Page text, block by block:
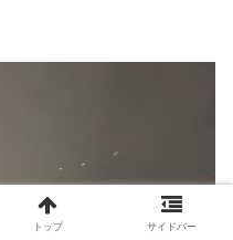
トップ サイドバー